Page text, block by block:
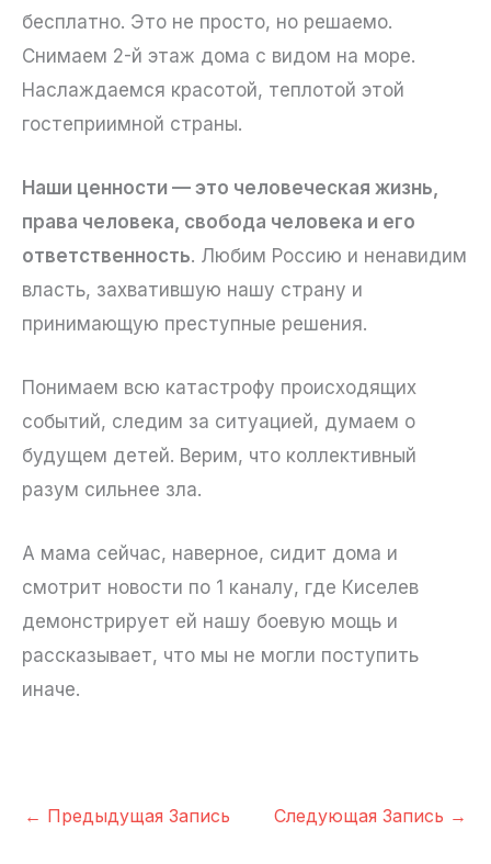
бесплатно. Это не просто, но решаемо.
Снимаем 2-й этаж дома с видом на море.
Наслаждаемся красотой, теплотой этой
гостеприимной страны.
Наши ценности — это человеческая жизнь,
права человека, свобода человека и его
ответственность. Любим Россию и ненавидим
власть, захватившую нашу страну и
принимающую преступные решения.
Понимаем всю катастрофу происходящих
событий, следим за ситуацией, думаем о
будущем детей. Верим, что коллективный
разум сильнее зла.
А мама сейчас, наверное, сидит дома и
смотрит новости по 1 каналу, где Киселев
демонстрирует ей нашу боевую мощь и
рассказывает, что мы не могли поступить
иначе.
← Предыдущая Запись Следующая Запись →